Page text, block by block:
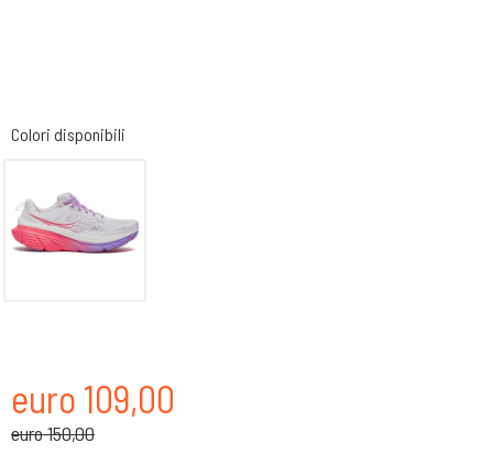
Colori disponibili
euro 109,00
euro 150,00